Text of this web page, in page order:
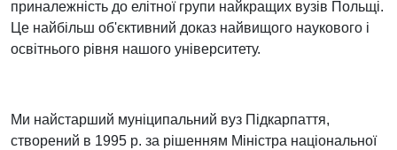
приналежність до елітної групи найкращих вузів Польщі.
Це найбільш об'єктивний доказ найвищого наукового і
освітнього рівня нашого університету.
Ми найстарший муніципальний вуз Підкарпаття,
створений в 1995 р. за рішенням Міністра національної